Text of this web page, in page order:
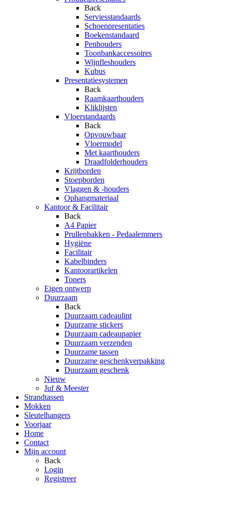
Back
Serviesstandaards
Schoenpresentaties
Boekenstandaard
Penhouders
Toonbankaccessoires
Wijnfleshouders
Kubus
Presentatiesystemen
Back
Raamkaarthouders
Kliklijsten
Vloerstandaards
Back
Opvouwbaar
Vloermodel
Met kaarthouders
Draadfolderhouders
Krijtborden
Stoepborden
Vlaggen & -houders
Ophangmateriaal
Kantoor & Facilitair
Back
A4 Papier
Prullenbakken - Pedaalemmers
Hygiëne
Facilitair
Kabelbinders
Kantoorartikelen
Toners
Eigen ontwerp
Duurzaam
Back
Duurzaam cadeaulint
Duurzame stickers
Duurzaam cadeaupapier
Duurzaam verzenden
Duurzame tassen
Duurzame geschenkverpakking
Duurzaam geschenk
Nieuw
Juf & Meester
Strandtassen
Mokken
Sleutelhangers
Voorjaar
Home
Contact
Mijn account
Back
Login
Registreer